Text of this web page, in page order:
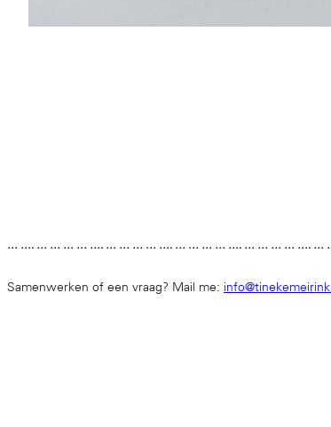
… …. … … … … …. … … … … …. … … … … …. … … … … ….
Samenwerken of een vraag? Mail me: